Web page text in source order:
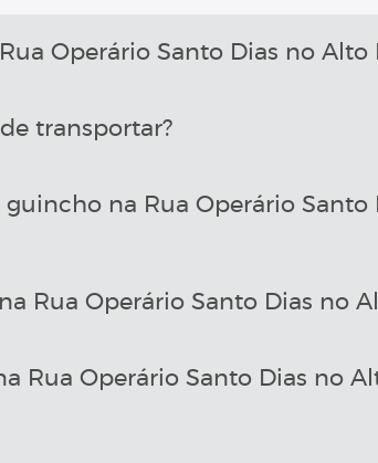
Operário Santo Dias no Alto
transportar?
na Rua Operário
Rua Operário Santo Dias no
Rua Operário Santo Dias no